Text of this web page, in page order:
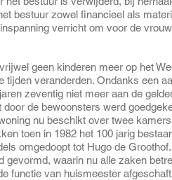
bestuur zowel financieel als
verricht om voor de
geen kinderen meer op het
tijden veranderden. Ondanks een
zeventig niet meer aan de
de bewoonsters werd
nu beschikt over twee
toen in 1982 het 100 jarig
omgedoopt tot Hugo de
gevormd, waarin nu alle zaken
functie van huismeester